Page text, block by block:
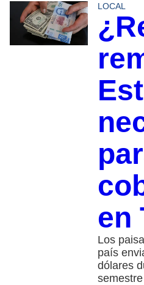
LOCAL
en
Los
país
dólares